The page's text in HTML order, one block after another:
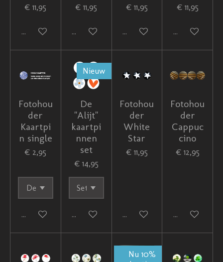
€ 11,95
In winkelwagen
€ 11,95
In winkelwagen
€ 11,95
In winkelwagen
€ 11,95
In
Fotohou
der
Kaartpi
n single
€ 2,95
In winkelwagen
Nieuw
De
"Alijt"
kaartpi
nnen
set
€ 14,95
In winkelwagen
Fotohou
der
White
Star
€ 11,95
In winkelwagen
Fotohou
der
Cappuc
cino
€ 12,95
In
Nu 10%